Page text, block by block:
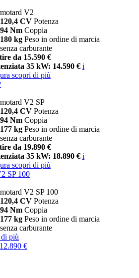
V2
120,4 CV Potenza
94 Nm Coppia
180 kg Peso in ordine di marcia
senza carburante
da 15.590 €
35 kW: 14.590 € i
scopri di più
V2 SP
120,4 CV Potenza
94 Nm Coppia
177 kg Peso in ordine di marcia
senza carburante
da 19.890 €
35 kW: 18.890 € i
scopri di più
SP 100
V2 SP 100
120,4 CV Potenza
94 Nm Coppia
177 kg Peso in ordine di marcia
senza carburante
più
€